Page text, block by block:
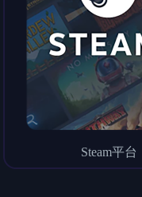
Steam平台